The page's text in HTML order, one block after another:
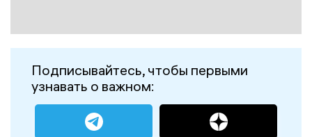
Подписывайтесь, чтобы первыми
узнавать о важном: